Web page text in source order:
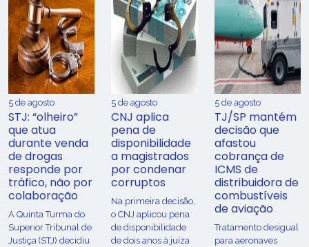
5 de agosto
STJ: “olheiro”
que atua
durante venda
de drogas
responde por
tráfico, não por
colaboração
A Quinta Turma do
Superior Tribunal de
Justiça (STJ) decidiu
5 de agosto
CNJ aplica
pena de
disponibilidade
a magistrados
por condenar
corruptos
Na primeira decisão,
o CNJ aplicou pena
de disponibilidade
de dois anos à juíza
5 de agosto
TJ/SP mantém
decisão que
afastou
cobrança de
ICMS de
distribuidora de
combustíveis
de aviação
Tratamento desigual
para aeronaves